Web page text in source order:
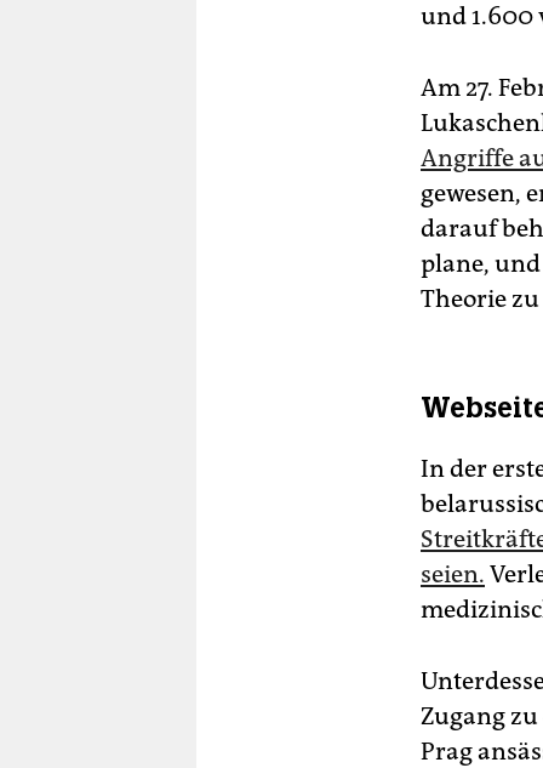
und 1.600
Am 27.
Angriffe
gewesen,
darauf
plane,
Theorie
In der
seien.
Zugang
Prag